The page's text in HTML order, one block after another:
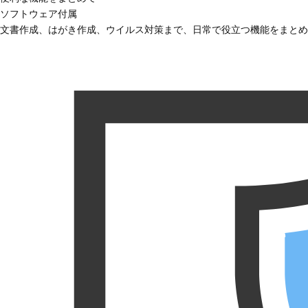
ソフトウェア付属
文書作成、はがき作成、ウイルス対策まで、日常で役立つ機能をまと